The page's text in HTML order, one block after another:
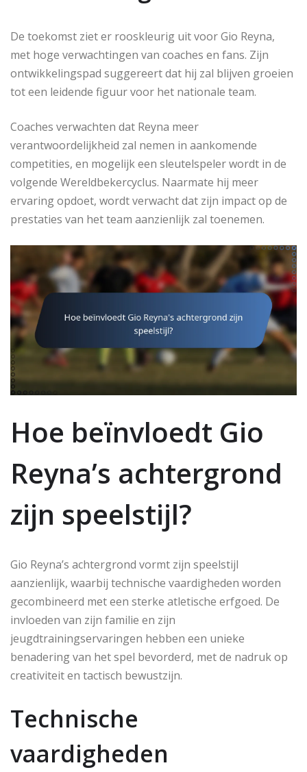
De toekomst ziet er rooskleurig uit voor Gio Reyna,
met hoge verwachtingen van coaches en fans. Zijn
ontwikkelingspad suggereert dat hij zal blijven groeien
tot een leidende figuur voor het nationale team.
Coaches verwachten dat Reyna meer
verantwoordelijkheid zal nemen in aankomende
competities, en mogelijk een sleutelspeler wordt in de
volgende Wereldbekercyclus. Naarmate hij meer
ervaring opdoet, wordt verwacht dat zijn impact op de
prestaties van het team aanzienlijk zal toenemen.
Hoe beïnvloedt Gio
Reyna’s achtergrond
zijn speelstijl?
Gio Reyna’s achtergrond vormt zijn speelstijl
aanzienlijk, waarbij technische vaardigheden worden
gecombineerd met een sterke atletische erfgoed. De
invloeden van zijn familie en zijn
jeugdtrainingservaringen hebben een unieke
benadering van het spel bevorderd, met de nadruk op
creativiteit en tactisch bewustzijn.
Technische
vaardigheden